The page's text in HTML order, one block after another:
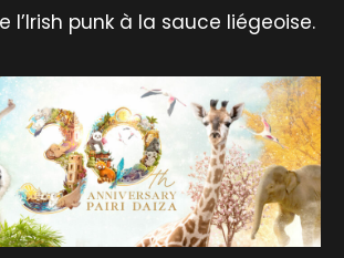
l’Irish punk à la sauce liégeoise.